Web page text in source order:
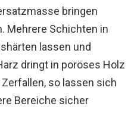
bringen
Mehrere Schichten in
lassen und
dringt in poröses Holz
so lassen sich
Bereiche sicher